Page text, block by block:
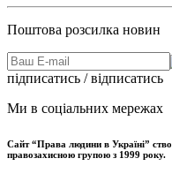
Поштова розсилка новин
підписатись / відписатись
Ми в соціальних мережах
Сайт “Права людини в Україні”
правозахисною групою з 1999 року.